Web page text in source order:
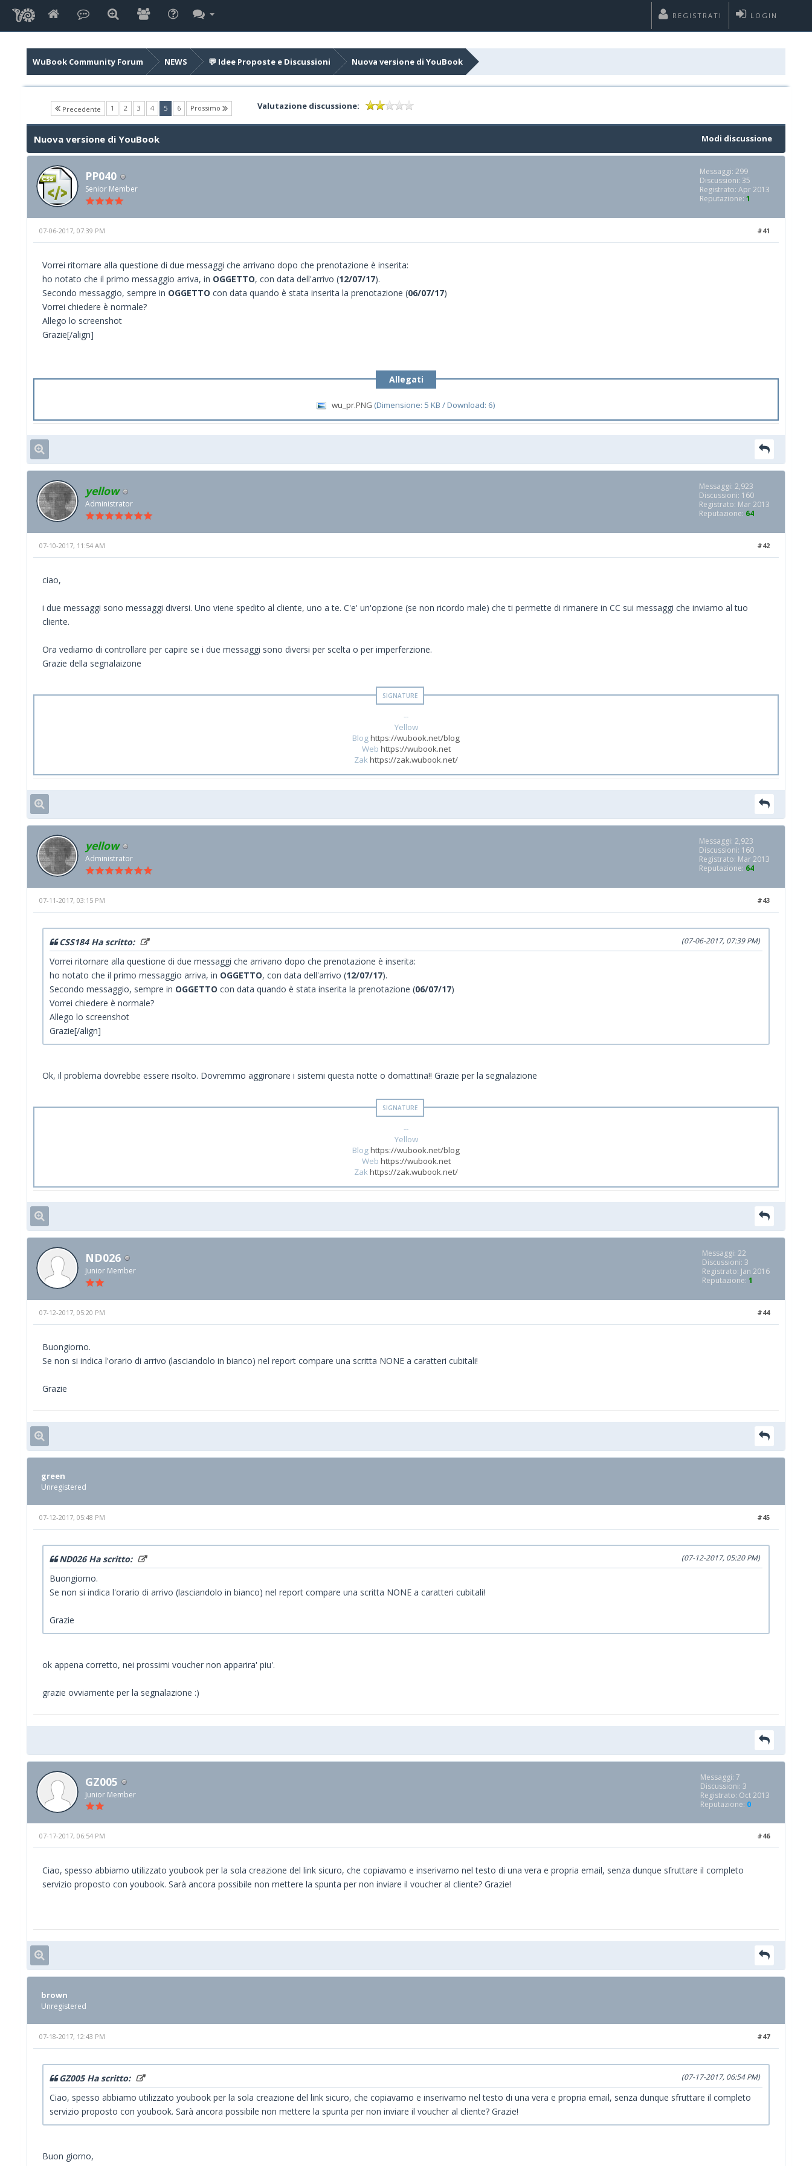
LOGIN
REGISTRATI
WuBook Community Forum NEWS 💬 Idee Proposte e Discussioni Nuova versione di YouBook
Precedente 1 2 3 4 5(current)
6 Prossimo Valutazione discussione:
Modi discussione
Nuova versione di YouBook
PP040
Senior Member
Messaggi: 299
Discussioni: 35
Registrato: Apr 2013
Reputazione: 1
#41
07-06-2017, 07:39 PM
Vorrei ritornare alla questione di due messaggi che arrivano dopo che prenotazione è inserita:
ho notato che il primo messaggio arriva, in OGGETTO, con data dell'arrivo (12/07/17).
Secondo messaggio, sempre in OGGETTO con data quando è stata inserita la prenotazione (06/07/17)
Vorrei chiedere è normale?
Allego lo screenshot
Grazie[/align]
Allegati
wu_pr.PNG (Dimensione: 5 KB / Download: 6)
yellow
Administrator
Messaggi: 2,923
Discussioni: 160
Registrato: Mar 2013
Reputazione: 64
#42
07-10-2017, 11:54 AM
ciao,
i due messaggi sono messaggi diversi. Uno viene spedito al cliente, uno a te. C'e' un'opzione (se non ricordo male) che ti permette di rimanere in CC sui messaggi che inviamo al tuo
cliente.
Ora vediamo di controllare per capire se i due messaggi sono diversi per scelta o per imperferzione.
Grazie della segnalaizone
--
Yellow
Bloghttps://wubook.net/blog
Web https://wubook.net
Zakhttps://zak.wubook.net/
yellow
Administrator
Messaggi: 2,923
Discussioni: 160
Registrato: Mar 2013
Reputazione: 64
#43
07-11-2017, 03:15 PM
(07-06-2017, 07:39 PM)
CSS184 Ha scritto:
Vorrei ritornare alla questione di due messaggi che arrivano dopo che prenotazione è inserita:
ho notato che il primo messaggio arriva, in OGGETTO, con data dell'arrivo (12/07/17).
Secondo messaggio, sempre in OGGETTO con data quando è stata inserita la prenotazione (06/07/17)
Vorrei chiedere è normale?
Allego lo screenshot
Grazie[/align]
Ok, il problema dovrebbe essere risolto. Dovremmo aggironare i sistemi questa notte o domattina!! Grazie per la segnalazione
--
Yellow
Bloghttps://wubook.net/blog
Web https://wubook.net
Zakhttps://zak.wubook.net/
ND026
Junior Member
Messaggi: 22
Discussioni: 3
Registrato: Jan 2016
Reputazione: 1
#44
07-12-2017, 05:20 PM
Buongiorno.
Se non si indica l'orario di arrivo (lasciandolo in bianco) nel report compare una scritta NONE a caratteri cubitali!
Grazie
green
Unregistered
#45
07-12-2017, 05:48 PM
(07-12-2017, 05:20 PM)
ND026 Ha scritto:
Buongiorno.
Se non si indica l'orario di arrivo (lasciandolo in bianco) nel report compare una scritta NONE a caratteri cubitali!
Grazie
ok appena corretto, nei prossimi voucher non apparira' piu'.
grazie ovviamente per la segnalazione :)
GZ005
Junior Member
Messaggi: 7
Discussioni: 3
Registrato: Oct 2013
Reputazione: 0
#46
07-17-2017, 06:54 PM
Ciao, spesso abbiamo utilizzato youbook per la sola creazione del link sicuro, che copiavamo e inserivamo nel testo di una vera e propria email, senza dunque sfruttare il completo
servizio proposto con youbook. Sarà ancora possibile non mettere la spunta per non inviare il voucher al cliente? Grazie!
brown
Unregistered
#47
07-18-2017, 12:43 PM
(07-17-2017, 06:54 PM)
GZ005 Ha scritto:
Ciao, spesso abbiamo utilizzato youbook per la sola creazione del link sicuro, che copiavamo e inserivamo nel testo di una vera e propria email, senza dunque sfruttare il completo
servizio proposto con youbook. Sarà ancora possibile non mettere la spunta per non inviare il voucher al cliente? Grazie!
Buon giorno,